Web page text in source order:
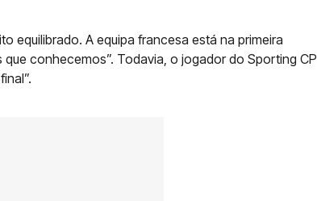
equilibrado. A equipa francesa está na primeira
conhecemos”. Todavia, o jogador do Sporting CP